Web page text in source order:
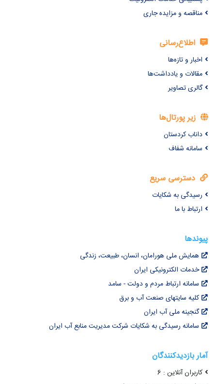
مناقصه و مزایده جاری
اطلاع‌رسانی
اخبار و تازه‌ها
مقالات و یادداشت‌ها
گالری تصاویر
زیر پورتال‌ها
داناب کردستان
سامانه شفاف
دسترسی سریع
رسیدگی به شکایات
ارتباط با ما
پیوندها
همایش ملی هورامان، انسان، طبیعت، زندگی
خدمات الکترونیکی ایران
سامانه ارتباط مردم و دولت - سامد
کلیه سایتهای صنعت آب و برق
گنجینه ملی آب ایران
سامانه رسیدگی به شکایات شرکت مدیریت منابع آب ایران
آمار بازدیدکنندگان
کاربران آنلاین : 6